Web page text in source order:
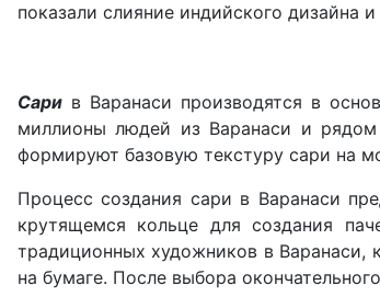
показали слияние индийского дизайна
Сари в Варанаси производятся в
миллионы людей из Варанаси и
формируют базовую текстуру сари на
Процесс создания сари в Варанаси
крутящемся кольце для создания
традиционных художников в Варанаси,
на бумаге. После выбора